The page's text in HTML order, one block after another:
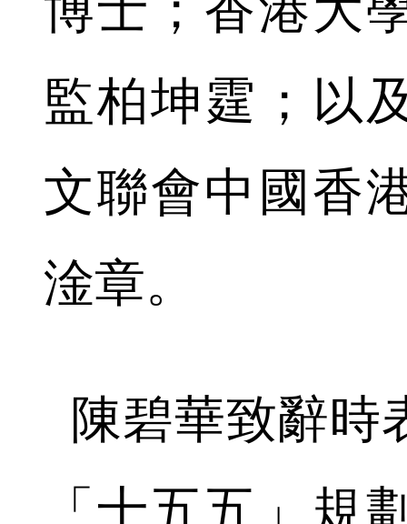
監柏坤霆；以
文聯會中國香
淦章。
陳碧華致辭時
「十五五」規